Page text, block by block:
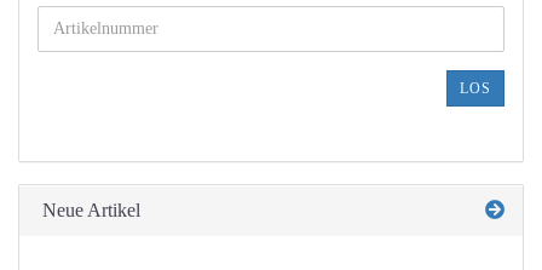
GEBEN
SIE
EIN.
LOS
Neue Artikel